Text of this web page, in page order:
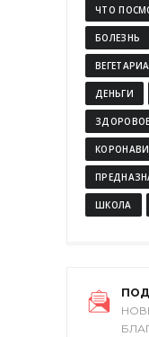
ЧТО
БОЛЕЗНЬ
ДЕНЬГИ
ШКОЛА